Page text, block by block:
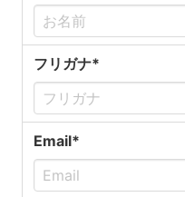
フリガナ*
Email*